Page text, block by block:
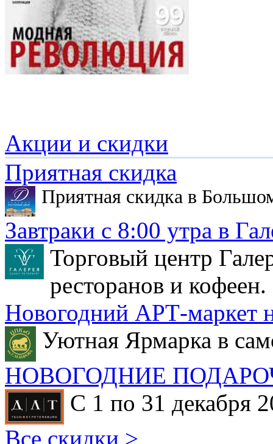
Акции и скидки
Приятная скидка
Приятная скидка в
Завтраки с 8:00 утра в
Торговый центр
ресторанов и кофеен.
Новогодний АРТ-маркет
Уютная Ярмарка в
НОВОГОДНИЕ
С 1 по 31 декабря
Все скидки >